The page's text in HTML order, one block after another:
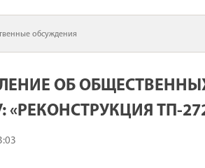
обсуждения
ОБ
«РЕКОНСТРУКЦИЯ ТП-